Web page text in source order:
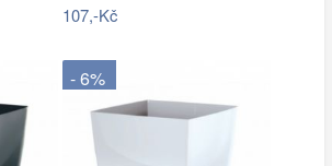
107,-Kč
- 6%